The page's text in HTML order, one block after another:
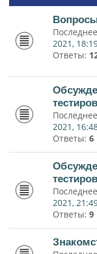
2021,
Ответы:
2021,
Ответы: 6
2021,
Ответы: 9